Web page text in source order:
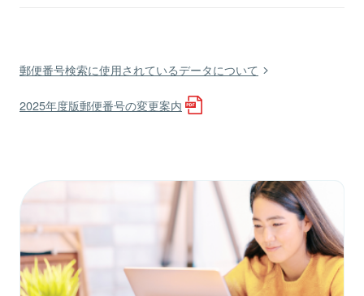
郵便番号検索に使用されているデータについて
2025年度版郵便番号の変更案内